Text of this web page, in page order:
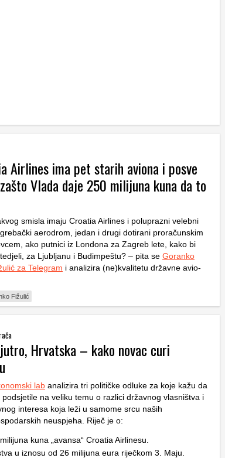
Airlines ima pet starih aviona i posve
Vlada daje 250 milijuna kuna da to
smisla imaju Croatia Airlines i poluprazni velebni
aerodrom, jedan i drugi dotirani proračunskim
ako putnici iz Londona za Zagreb lete, kako bi
za Ljubljanu i Budimpeštu? – pita se Goranko
za Telegram i analizira (ne)kvalitetu državne avio-
Fižulić
Hrvatska – kako novac curi
lab analizira tri političke odluke za koje kažu da
podsjetile na veliku temu o razlici državnog vlasništva i
interesa koja leži u samome srcu naših
neuspjeha. Riječ je o:
kuna „avansa“ Croatia Airlinesu.
u iznosu od 26 milijuna eura riječkom 3. Maju.